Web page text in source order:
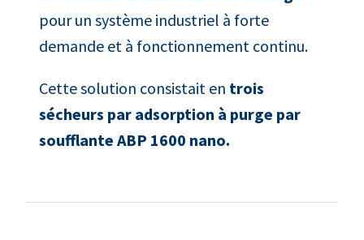
pour un système industriel à forte
demande et à fonctionnement continu.
Cette solution consistait en trois
sécheurs par adsorption à purge par
soufflante ABP 1600 nano.